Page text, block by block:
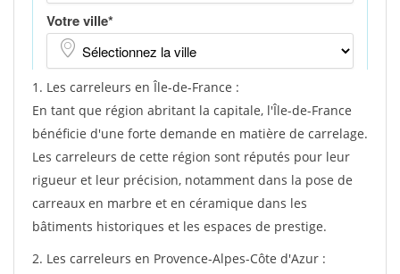
1. Les carreleurs en Île-de-France :
En tant que région abritant la capitale, l'Île-de-France
bénéficie d'une forte demande en matière de carrelage.
Les carreleurs de cette région sont réputés pour leur
rigueur et leur précision, notamment dans la pose de
carreaux en marbre et en céramique dans les
bâtiments historiques et les espaces de prestige.
2. Les carreleurs en Provence-Alpes-Côte d'Azur :